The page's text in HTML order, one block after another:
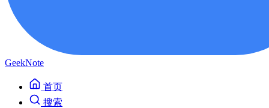
GeekNote
首页
搜索